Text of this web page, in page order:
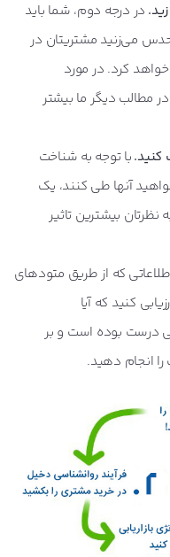
در درجه دوم، شما باید
می‌زنید مشتریتان در
کرد. در مورد
مطالب دیگر ما بیشتر
کنید.با توجه به شناخت
آنها طی کنند، یک
نظرتان بیشترین تاثیر
که از طریق متودهای
کنید که آیا
درست بوده است و بر
انجام دهید.